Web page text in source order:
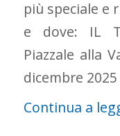
più speciale e
e dove: IL
Piazzale alla
dicembre
Continua a